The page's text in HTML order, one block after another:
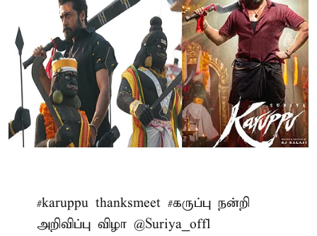
#karuppu thanksmeet #கருப்பு நன்றி
அறிவிப்பு விழா @Suriya_offl